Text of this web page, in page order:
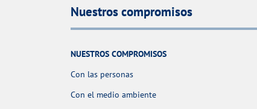
Nuestros compromisos
NUESTROS COMPROMISOS
Con las personas
Con el medio ambiente